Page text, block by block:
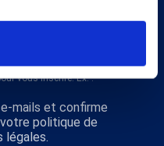
vous inscrire. Ex. :
mails et confirme
politique de
légales.